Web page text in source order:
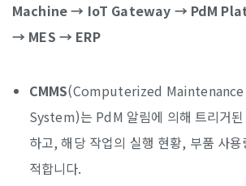
Machine → IoT Gateway → PdM
→ MES → ERP
CMMS(Computerized
System)는 PdM 알림에 의해 트리거
하고, 해당 작업의 실행 현황, 부품 사
적합니다.